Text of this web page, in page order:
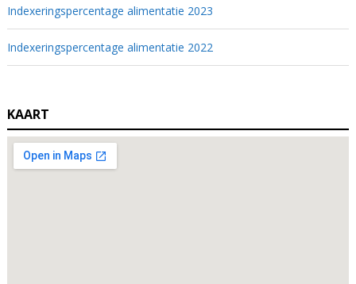
Indexeringspercentage alimentatie 2023
Indexeringspercentage alimentatie 2022
KAART